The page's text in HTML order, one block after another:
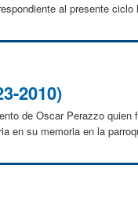
al presente
2010)
de Oscar Perazzo
en su memoria en la